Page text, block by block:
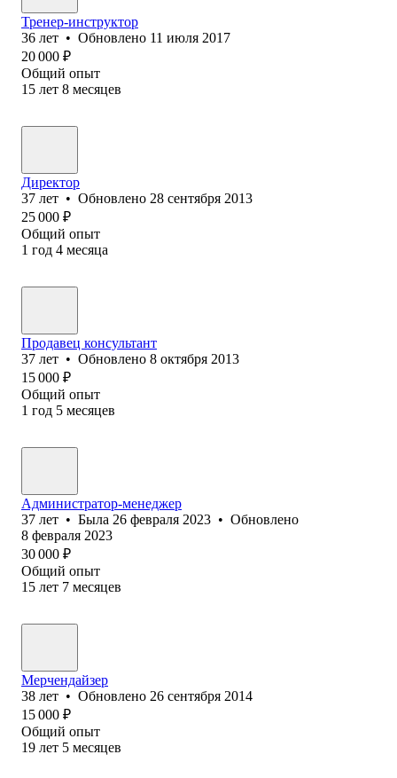
Тренер-инструктор
36 лет • Обновлено 11 июля 2017
20 000 ₽
Общий опыт
15 лет 8 месяцев
Директор
37 лет • Обновлено 28 сентября 2013
25 000 ₽
Общий опыт
1 год 4 месяца
Продавец консультант
37 лет • Обновлено 8 октября 2013
15 000 ₽
Общий опыт
1 год 5 месяцев
Администратор-менеджер
37 лет • Была 26 февраля 2023 • Обновлено
8 февраля 2023
30 000 ₽
Общий опыт
15 лет 7 месяцев
Мерчендайзер
38 лет • Обновлено 26 сентября 2014
15 000 ₽
Общий опыт
19 лет 5 месяцев